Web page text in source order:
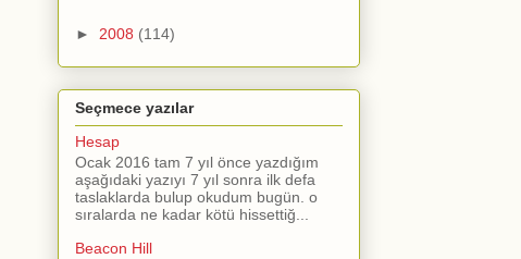
► 2008 (114)
Seçmece yazılar
Hesap
Ocak 2016 tam 7 yıl önce yazdığım
aşağıdaki yazıyı 7 yıl sonra ilk defa
taslaklarda bulup okudum bugün. o
sıralarda ne kadar kötü hissettiğ...
Beacon Hill